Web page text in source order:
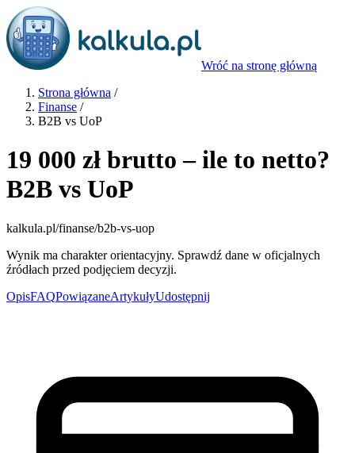
Wróć na stronę główną
Strona główna /
Finanse /
B2B vs UoP
19 000 zł brutto – ile to netto?
B2B vs UoP
kalkula.pl/finanse/b2b-vs-uop
Wynik ma charakter orientacyjny. Sprawdź dane w oficjalnych
źródłach przed podjęciem decyzji.
OpisFAQPowiązaneArtykułyUdostępnij